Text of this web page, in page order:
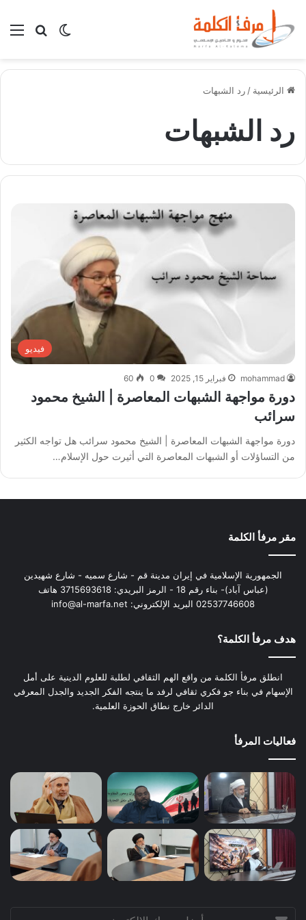
بحثالوضع
الرئيسية / رد الشبهات
رد الشبهات
فيديو
mohammad فبراير 15, 2025 0
60
دورة مواجهة الشبهات المعاصرة | الشيخ محمود
سرائب
دورة مواجهة الشبهات المعاصرة | الشيخ محمود سرائب هل تواجه الكثير
من التساؤلات أو الشبهات المعاصرة التي أثيرت حول الإسلام…
مقر مرفأ الكلمة
الجمهورية الإسلامية في إيران مدينة قم - شارع سميه - شارع شهيدين
(عباس آباد)- بناء رقم 18 - الرمز البريدي: 3715693618 هاتف
02537746608 البريد الإلكتروني: info@al-marfa.net
هدف مرفأ الكلمة؟
انطلق مرفأ الكلمة من واقع الهم الثقافي لطلبة للعلوم الدينية على أمل
الإسهام في بناء جو فكري ثقافي لرفد ما ينتجه الفكر الجديد والجدل المعرفي
الدائر خارج نطاق الحوزة العلمية.
فعاليات المرفأ